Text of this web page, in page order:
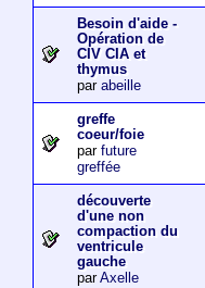
Besoin d'aide -
Opération de
CIV CIA et
thymus
par abeille
greffe
coeur/foie
par future
greffée
découverte
d'une non
compaction du
ventricule
gauche
parAxelle